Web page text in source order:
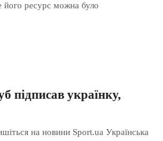
його ресурс можна було
українку,
на новини Sport.ua Українська